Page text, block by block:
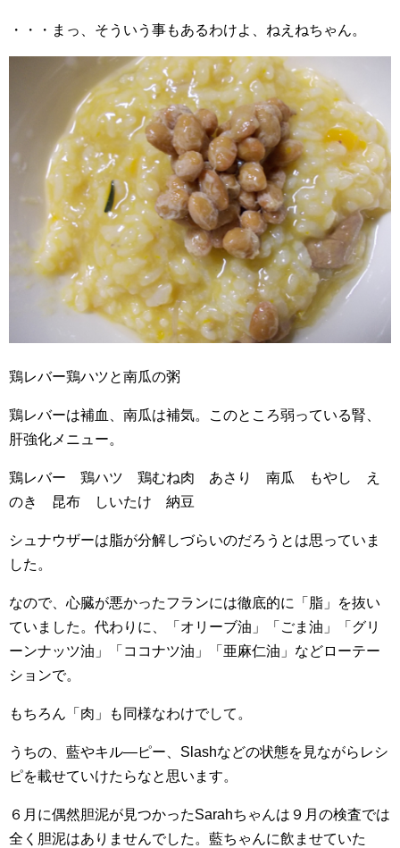
・・・まっ、そういう事もあるわけよ、ねえねちゃん。
鶏レバー鶏ハツと南瓜の粥
鶏レバーは補血、南瓜は補気。このところ弱っている腎、
肝強化メニュー。
鶏レバー 鶏ハツ 鶏むね肉 あさり 南瓜 もやし え
のき 昆布 しいたけ 納豆
シュナウザーは脂が分解しづらいのだろうとは思っていま
した。
なので、心臓が悪かったフランには徹底的に「脂」を抜い
ていました。代わりに、「オリーブ油」「ごま油」「グリ
ーンナッツ油」「ココナツ油」「亜麻仁油」などローテー
ションで。
もちろん「肉」も同様なわけでして。
うちの、藍やキル―ピー、Slashなどの状態を見ながらレシ
ピを載せていけたらなと思います。
６月に偶然胆泥が見つかったSarahちゃんは９月の検査では
全く胆泥はありませんでした。藍ちゃんに飲ませていた